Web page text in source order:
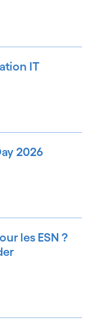
IT
2026
les ESN ?